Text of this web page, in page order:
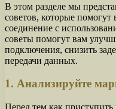
В этом разделе мы
советов, которые помогут
соединение с
советы помогут вам
подключения, снизить
передачи данных.
1. Анализируйте
Перед тем как